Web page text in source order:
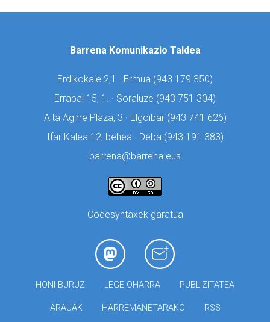
Barrena Komunikazio Taldea
Erdikokale 2,1 · Ermua (943 179 350)
Errabal 15, 1. · Soraluze (943 751 304)
Aita Agirre Plaza, 3 · Elgoibar (943 741 626)
Ifar Kalea 12, behea · Deba (943 191 383)
barrena@barrena.eus
Codesyntaxek garatua
HONI BURUZ LEGE OHARRA PUBLIZITATEA
ARAUAK HARREMANETARAKO RSS